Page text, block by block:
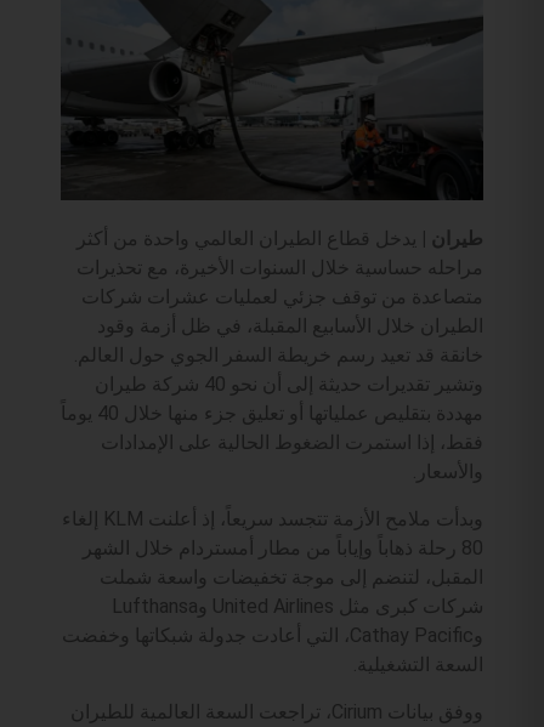
طيران | يدخل قطاع الطيران العالمي واحدة من أكثر
مراحله حساسية خلال السنوات الأخيرة، مع تحذيرات
متصاعدة من توقف جزئي لعمليات عشرات شركات
الطيران خلال الأسابيع المقبلة، في ظل أزمة وقود
خانقة قد تعيد رسم خريطة السفر الجوي حول العالم.
وتشير تقديرات حديثة إلى أن نحو 40 شركة طيران
مهددة بتقليص عملياتها أو تعليق جزء منها خلال 40 يوماً
فقط، إذا استمرت الضغوط الحالية على الإمدادات
والأسعار.
وبدأت ملامح الأزمة تتجسد سريعاً، إذ أعلنت KLM إلغاء
80 رحلة ذهاباً وإياباً من مطار أمستردام خلال الشهر
المقبل، لتنضم إلى موجة تخفيضات واسعة شملت
شركات كبرى مثل United Airlines وLufthansa
وCathay Pacific، التي أعادت جدولة شبكاتها وخفضت
السعة التشغيلية.
ووفق بيانات Cirium، تراجعت السعة العالمية للطيران